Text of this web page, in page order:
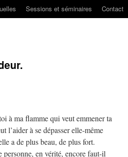
Sessions et séminaires Contact
à ma flamme qui veut emmener ta
l’aider à se dépasser elle-même
a de plus beau, de plus fort.
personne, en vérité, encore faut-il